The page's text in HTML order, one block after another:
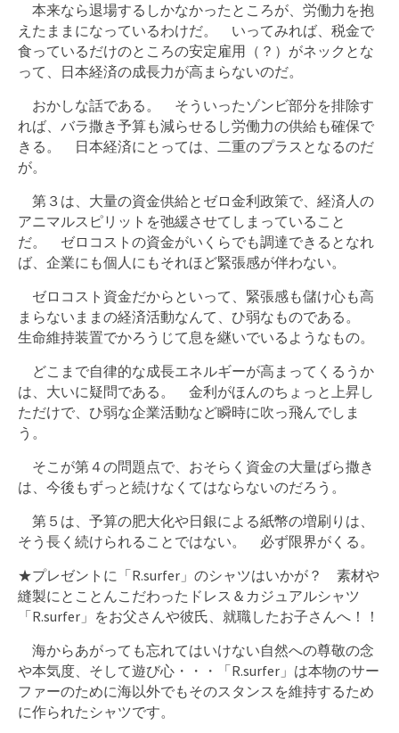
本来なら退場するしかなかったところが、労働力を抱
えたままになっているわけだ。 いってみれば、税金で
食っているだけのところの安定雇用（？）がネックとな
って、日本経済の成長力が高まらないのだ。
おかしな話である。 そういったゾンビ部分を排除す
れば、バラ撒き予算も減らせるし労働力の供給も確保で
きる。 日本経済にとっては、二重のプラスとなるのだ
が。
第３は、大量の資金供給とゼロ金利政策で、経済人の
アニマルスピリットを弛緩させてしまっていること
だ。 ゼロコストの資金がいくらでも調達できるとなれ
ば、企業にも個人にもそれほど緊張感が伴わない。
ゼロコスト資金だからといって、緊張感も儲け心も高
まらないままの経済活動なんて、ひ弱なものである。
生命維持装置でかろうじて息を継いでいるようなもの。
どこまで自律的な成長エネルギーが高まってくるうか
は、大いに疑問である。 金利がほんのちょっと上昇し
ただけで、ひ弱な企業活動など瞬時に吹っ飛んでしま
う。
そこが第４の問題点で、おそらく資金の大量ばら撒き
は、今後もずっと続けなくてはならないのだろう。
第５は、予算の肥大化や日銀による紙幣の増刷りは、
そう長く続けられることではない。 必ず限界がくる。
★プレゼントに「R.surfer」のシャツはいかが？ 素材や
縫製にとことんこだわったドレス＆カジュアルシャツ
「R.surfer」をお父さんや彼氏、就職したお子さんへ！！
海からあがっても忘れてはいけない自然への尊敬の念
や本気度、そして遊び心・・・「R.surfer」は本物のサー
ファーのために海以外でもそのスタンスを維持するため
に作られたシャツです。